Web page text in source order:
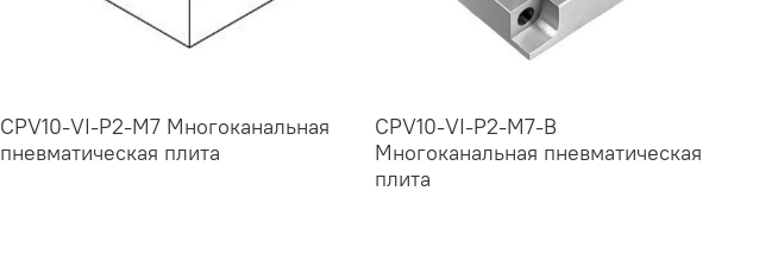
CPV10-VI-P2-M7 Многоканальная
пневматическая плита
CPV10-VI-P2-M7-B
Многоканальная пневматическая
плита